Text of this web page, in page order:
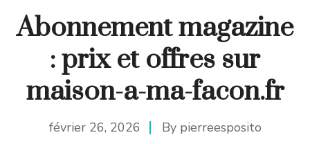
Abonnement magazine
: prix et offres sur
maison-a-ma-facon.fr
février 26, 2026 By pierreesposito